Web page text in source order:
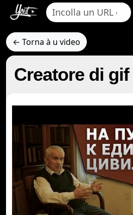
← Torna à u video
Creatore di gif